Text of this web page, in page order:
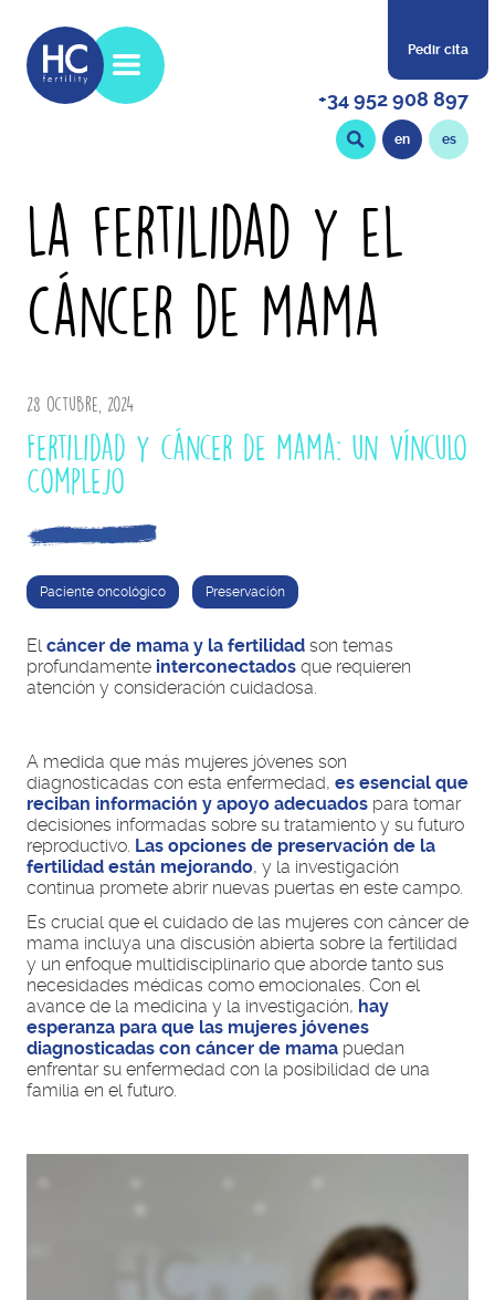
Pedir cita
+34 952 908 897
en es
La fertilidad y el
cáncer de mama
28 octubre, 2024
Fertilidad y cáncer de mama: un Vínculo
Complejo
Paciente oncológico Preservación
El cáncer de mama y la fertilidad son temas
profundamente interconectados que requieren
atención y consideración cuidadosa.
A medida que más mujeres jóvenes son
diagnosticadas con esta enfermedad, es esencial que
reciban información y apoyo adecuados para tomar
decisiones informadas sobre su tratamiento y su futuro
reproductivo. Las opciones de preservación de la
fertilidad están mejorando, y la investigación
continua promete abrir nuevas puertas en este campo.
Es crucial que el cuidado de las mujeres con cáncer de
mama incluya una discusión abierta sobre la fertilidad
y un enfoque multidisciplinario que aborde tanto sus
necesidades médicas como emocionales. Con el
avance de la medicina y la investigación, hay
esperanza para que las mujeres jóvenes
diagnosticadas con cáncer de mama puedan
enfrentar su enfermedad con la posibilidad de una
familia en el futuro.